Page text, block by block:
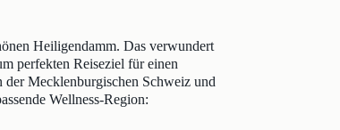
Heiligendamm. Das verwundert
perfekten Reiseziel für einen
Mecklenburgischen Schweiz und
Wellness-Region: